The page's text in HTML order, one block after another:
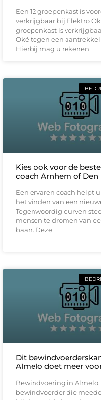
Een 12 groepenkast is
verkrijgbaar bij Elektro
groepenkast is
Oké tegen een
Hierbij mag u rekenen
Kies ook voor de
coach Arnhem of Den
Een ervaren coach helpt
het vinden van een
Tegenwoordig durven
mensen te dromen van
baan. Deze
Dit
Almelo doet meer
Bewindvoering in Almelo,
bewindvoerder die